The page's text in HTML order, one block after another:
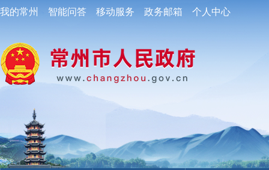
我的常州 智能问答 移动服务 政务邮箱 个人中心